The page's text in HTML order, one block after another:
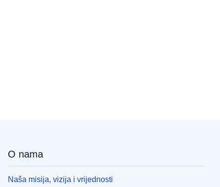
O nama
Naša misija, vizija i vrijednosti